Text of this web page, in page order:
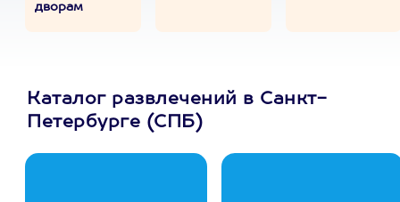
дворам
Каталог развлечений в Санкт-
Петербурге (СПБ)